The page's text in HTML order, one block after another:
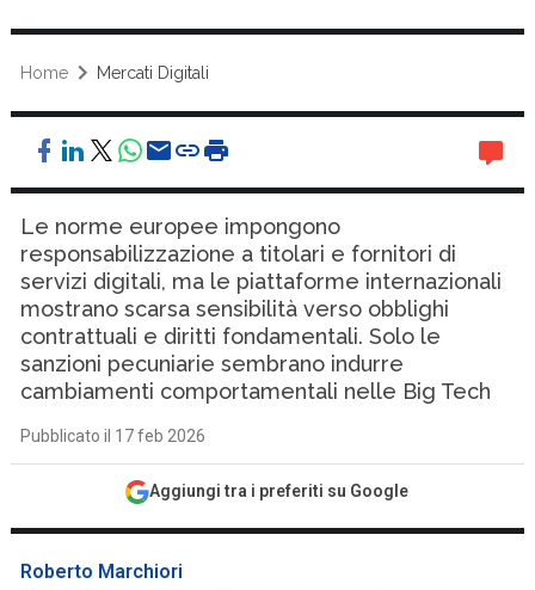
Home Mercati Digitali
Le norme europee impongono
responsabilizzazione a titolari e fornitori di
servizi digitali, ma le piattaforme internazionali
mostrano scarsa sensibilità verso obblighi
contrattuali e diritti fondamentali. Solo le
sanzioni pecuniarie sembrano indurre
cambiamenti comportamentali nelle Big Tech
Pubblicato il 17 feb 2026
Aggiungi tra i preferiti su Google
Roberto Marchiori